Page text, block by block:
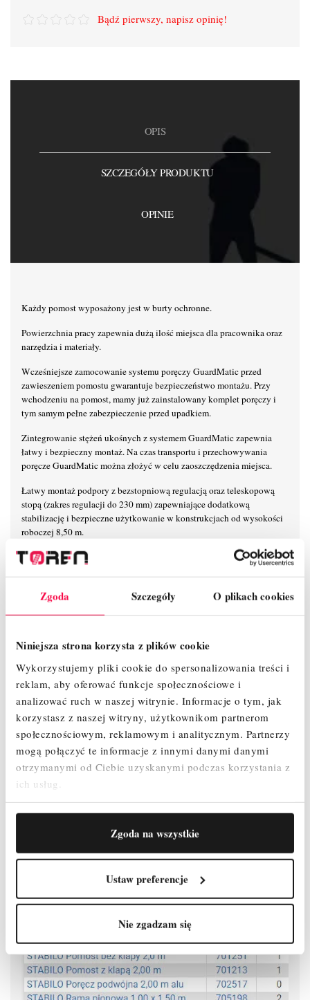
Zgoda Szczegóły O plikach cookies
Niniejsza strona korzysta z plików cookie
Wykorzystujemy pliki cookie do spersonalizowania treści i
reklam, aby oferować funkcje społecznościowe i
analizować ruch w naszej witrynie. Informacje o tym, jak
korzystasz z naszej witryny, użytkownikom partnerom
społecznościowym, reklamowym i analitycznym. Partnerzy
mogą połączyć te informacje z innymi danymi danymi
otrzymanymi od Ciebie uzyskanymi podczas korzystania z
ich usług.
Zgoda na wszystkie
Ustaw preferencje
Nie zgadzam się
Bądź pierwszy, napisz opinię!
OPIS
SZCZEGÓŁY PRODUKTU
OPINIE
Każdy pomost wyposażony jest w burty ochronne.
Powierzchnia pracy zapewnia dużą ilość miejsca dla pracownika oraz
narzędzia i materiały.
Wcześniejsze zamocowanie systemu poręczy GuardMatic przed
zawieszeniem pomostu gwarantuje bezpieczeństwo montażu. Przy
wchodzeniu na pomost, mamy już zainstalowany komplet poręczy i
tym samym pełne zabezpieczenie przed upadkiem.
Zintegrowanie stężeń ukośnych z systemem GuardMatic zapewnia
łatwy i bezpieczny montaż. Na czas transportu i przechowywania
poręcze GuardMatic można złożyć w celu zaoszczędzenia miejsca.
Łatwy montaż podpory z bezstopniową regulacją oraz teleskopową
stopą (zakres regulacji do 230 mm) zapewniające dodatkową
stabilizację i bezpieczne użytkowanie w konstrukcjach od wysokości
roboczej 8,50 m.
6-punktowe mocowanie poręczy zapewnia maksymalną stabilność na
Unikalny, samoblokujący system połączeń zaciskowych KRAUSE
maksymalną przestrzeń użytkową na pomoście.
Maksymalna odległość pomiędzy kolejnymi pomostami wynosi 2 m
zapewniając przy tym szybki i beznarzędziowy montaż.
Zmontowane rusztowanie można łatwo przemieszczać na
stabilizatorach jezdnych.
Rolki jezdne z regulacją wysokości (Ø 200 mm) umożliwiają
użytkowanie na nierównym podłożu (zakres regulacji: 300 - 580 mm).
Atestowane przez TÜV, nośność 200 kg/m² (grupa rusztowań 3)
według PN EN 1004-1.